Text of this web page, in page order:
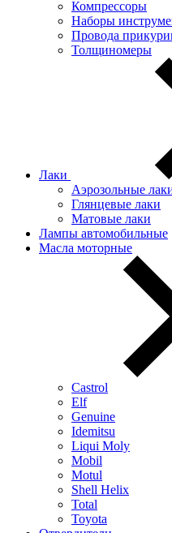
Компрессоры
Наборы
Провода
Толщиномеры
Лаки
Аэрозольные
Глянцевые лаки
Матовые лаки
Лампы автомобильные
Масла моторные
Castrol
Elf
Genuine
Idemitsu
Liqui Moly
Mobil
Motul
Shell Helix
Total
Toyota